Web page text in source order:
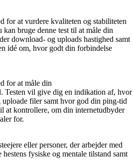
for at vurdere kvaliteten og stabiliteten
bruge denne test til at måle din
download- og uploads hastighed samt
idé om, hvor godt din forbindelse
for at måle din
Testen vil give dig en indikation af, hvor
filer samt hvor god din ping-tid
at kontrollere, om din internetudbyder
for.
eller personer, der arbejder med
hestens fysiske og mentale tilstand samt